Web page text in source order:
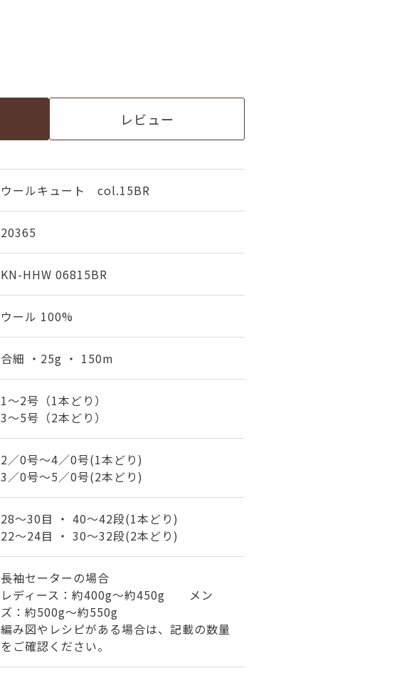
レビュー
ウールキュート col.15BR
20365
KN-HHW 06815BR
ウール 100%
合細 ・25g ・ 150m
1～2号（1本どり）
3～5号（2本どり）
2／0号～4／0号(1本どり)
3／0号～5／0号(2本どり)
28～30目 ・ 40～42段(1本どり)
22～24目 ・ 30～32段(2本どり)
長袖セーターの場合
レディース：約400g～約450g メン
ズ：約500g～約550g
編み図やレシピがある場合は、記載の数量
をご確認ください。